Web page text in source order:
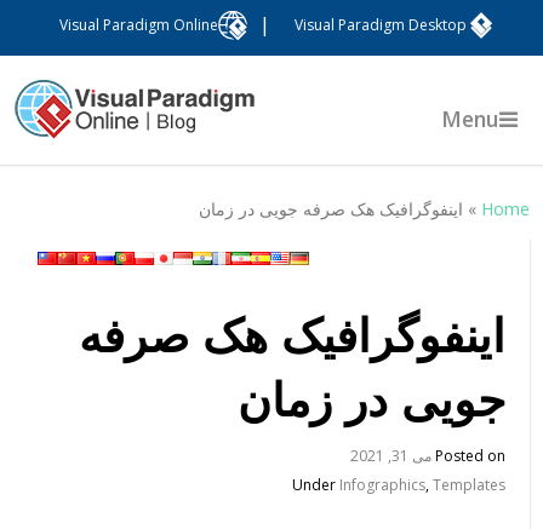
Visual Paradigm Desktop
Visual Paradigm Online
Menu
Home
» اینفوگرافیک هک صرفه جویی در زمان
اینفوگرافیک هک صرفه
جویی در زمان
Posted onمی 31, 2021
UnderInfographics,Templates